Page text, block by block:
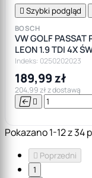
 Szybki podgląd
BOSCH
VW GOLF PASSAT
LEON 1.9 TDI 4X
Indeks: 0250202023
189,99 zł
204,99 zł z dostawą
 
Pokazano 1-12 z 34
 Poprzedni
1